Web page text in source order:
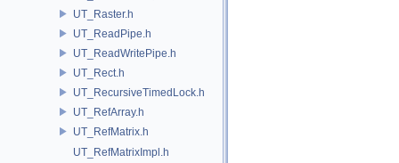
UT_Raster.h
UT_ReadPipe.h
UT_ReadWritePipe.h
UT_Rect.h
UT_RecursiveTimedLock.h
UT_RefArray.h
UT_RefMatrix.h
UT_RefMatrixImpl.h